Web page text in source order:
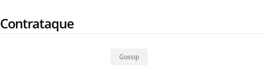
to
Contrataque
Gossip